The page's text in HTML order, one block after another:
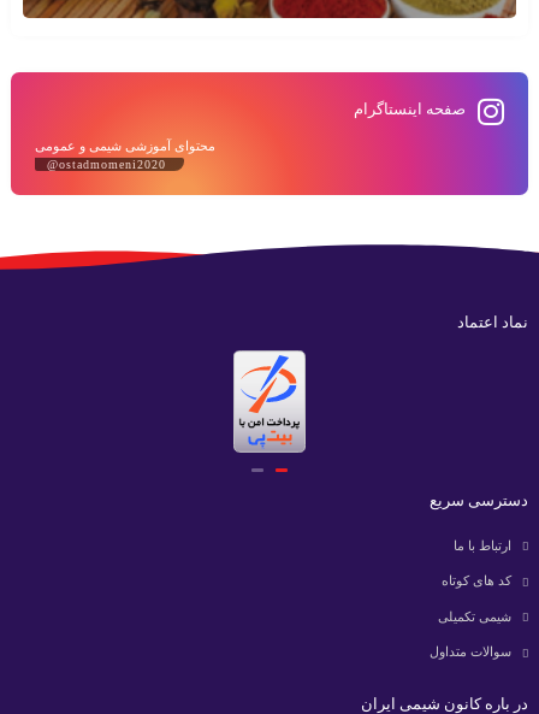
صفحه اینستاگرام
محتوای آموزشی شیمی و عمومی
@ostadmomeni2020
نماد اعتماد
دسترسی سریع
ارتباط با ما
کد های کوتاه
شیمی تکمیلی
سوالات متداول
در باره کانون شیمی ایران